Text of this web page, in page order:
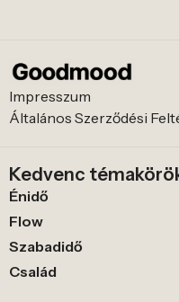
Impresszum
Általános Szerződési
Kedvenc
Énidő
Flow
Szabadidő
Család